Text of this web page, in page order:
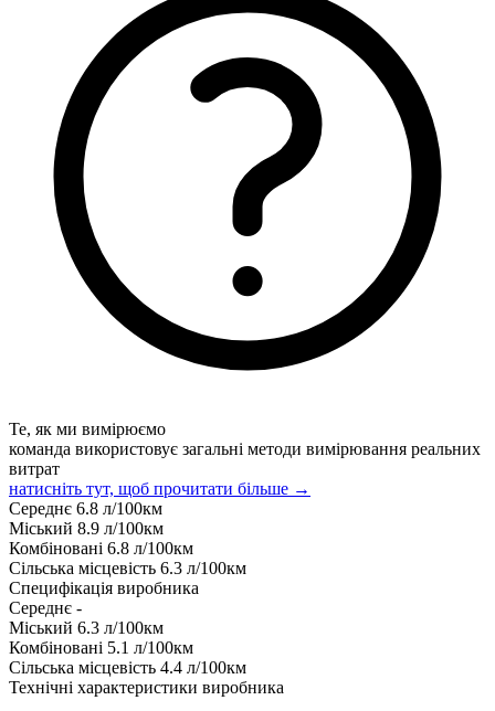
Те, як ми вимірюємо
команда використовує загальні методи вимірювання реальних
витрат
натисніть тут, щоб прочитати більше →
Середнє 6.8 л/100км
Міський 8.9 л/100км
Комбіновані 6.8 л/100км
Сільська місцевість 6.3 л/100км
Специфікація виробника
Середнє -
Міський 6.3 л/100км
Комбіновані 5.1 л/100км
Сільська місцевість 4.4 л/100км
Технічні характеристики виробника